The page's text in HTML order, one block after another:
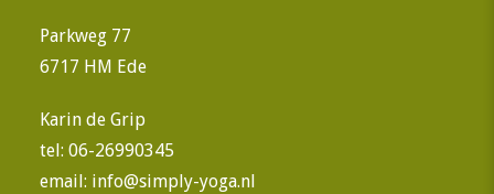
Parkweg 77
6717 HM Ede
Karin de Grip
tel: 06-26990345
email: info@simply-yoga.nl